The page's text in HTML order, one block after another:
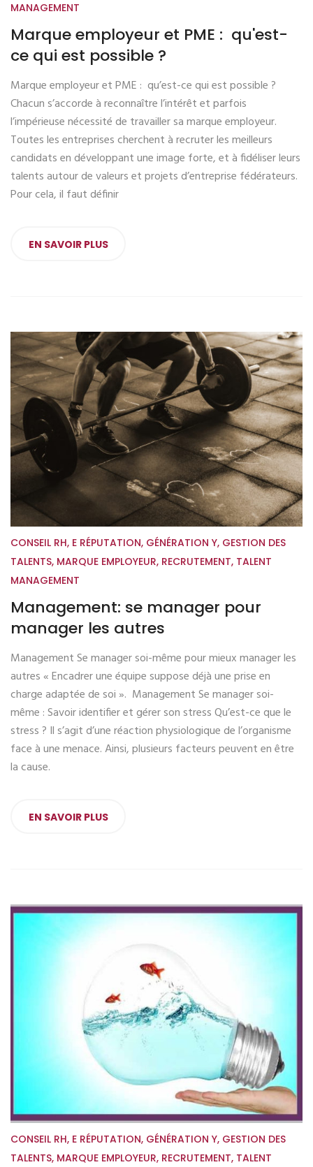
MANAGEMENT
Marque employeur et PME : qu'est-
ce qui est possible ?
Marque employeur et PME : qu’est-ce qui est possible ?
Chacun s’accorde à reconnaître l’intérêt et parfois
l’impérieuse nécessité de travailler sa marque employeur.
Toutes les entreprises cherchent à recruter les meilleurs
candidats en développant une image forte, et à fidéliser leurs
talents autour de valeurs et projets d’entreprise fédérateurs.
Pour cela, il faut définir
EN SAVOIR PLUS
CONSEIL RH, E RÉPUTATION, GÉNÉRATION Y, GESTION DES
TALENTS, MARQUE EMPLOYEUR, RECRUTEMENT, TALENT
MANAGEMENT
Management: se manager pour
manager les autres
Management Se manager soi-même pour mieux manager les
autres « Encadrer une équipe suppose déjà une prise en
charge adaptée de soi ». Management Se manager soi-
même : Savoir identifier et gérer son stress Qu’est-ce que le
stress ? Il s’agit d’une réaction physiologique de l’organisme
face à une menace. Ainsi, plusieurs facteurs peuvent en être
la cause.
EN SAVOIR PLUS
CONSEIL RH, E RÉPUTATION, GÉNÉRATION Y, GESTION DES
TALENTS, MARQUE EMPLOYEUR, RECRUTEMENT, TALENT